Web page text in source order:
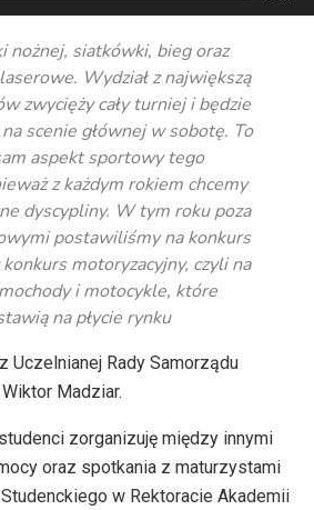
nożnej, siatkówki, bieg oraz
Wydział z największą
zwycięży cały turniej i będzie
scenie głównej w sobotę. To
aspekt sportowy tego
z każdym rokiem chcemy
dyscypliny. W tym roku poza
postawiliśmy na konkurs
motoryzacyjny, czyli na
i motocykle, które
na płycie rynku
Uczelnianej Rady Samorządu
Madziar.
zorganizuję między innymi
oraz spotkania z maturzystami
w Rektoracie Akademii